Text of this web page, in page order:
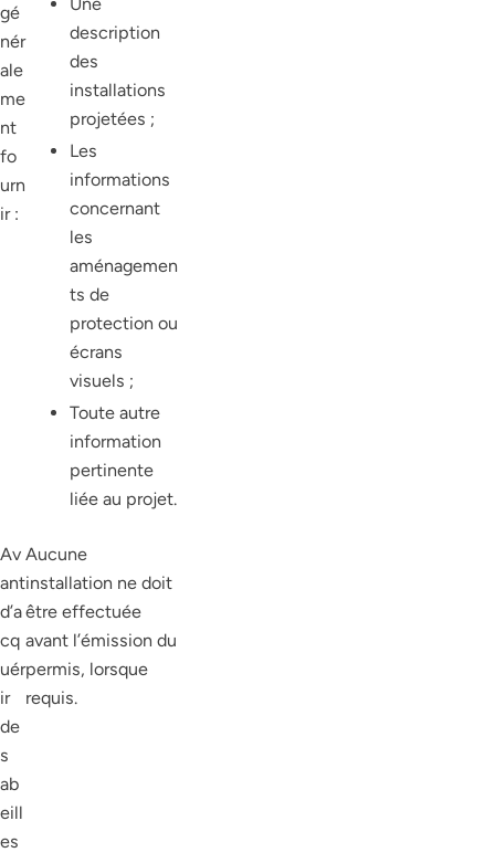
gé
nér
ale
me
nt
fo
urn
ir :
description
des
installations
projetées ;
Les
informations
concernant
les
aménagemen
ts de
protection ou
écrans
visuels ;
Toute autre
information
pertinente
liée au projet.
Av
ant
d’a
cq
uér
ir
de
s
ab
eill
es
Aucune
installation ne doit
être effectuée
avant l’émission du
permis, lorsque
requis.